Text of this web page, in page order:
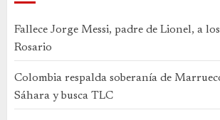
Fallece Jorge Messi, padre de Lionel, a
Rosario
Colombia respalda soberanía de
Sáhara y busca TLC